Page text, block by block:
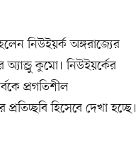
হলেন নিউইয়র্ক অঙ্গরাজ্যের
কুমো। নিউইয়র্কের
প্রগতিশীল
হিসেবে দেখা হচ্ছে।